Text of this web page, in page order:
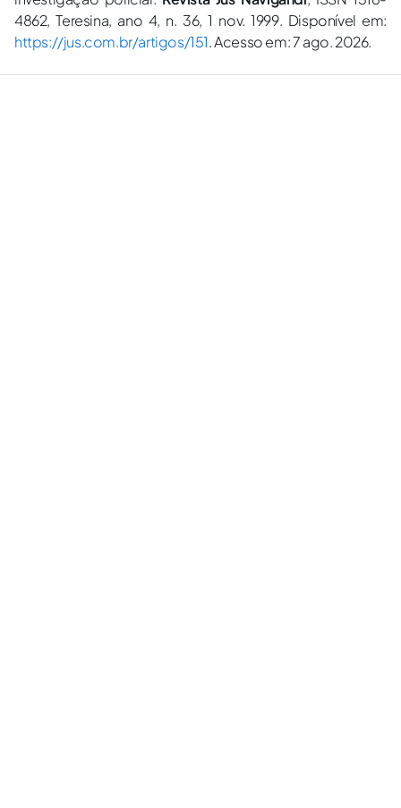
4862, Teresina, ano 4, n. 36, 1 nov. 1999. Disponível em:
https://jus.com.br/artigos/151. Acesso em: 7 ago. 2026.